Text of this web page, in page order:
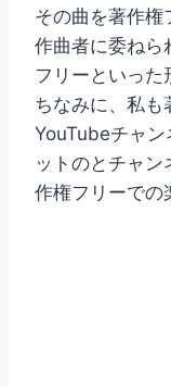
その曲を著作権
作曲者に委ねら
フリーといった
ちなみに、私も
YouTubeチャン
ットのとチャ
作権フリーでの